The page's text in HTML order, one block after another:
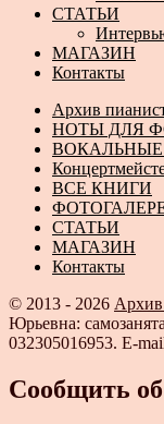
СТАТЬИ
МАГАЗИН
Контакты
Архив
НОТЫ ДЛЯ
ВСЕ КНИГИ
СТАТЬИ
МАГАЗИН
Контакты
© 2013 - 2026
Юрьевна:
032305016953. E-
Сообщить об